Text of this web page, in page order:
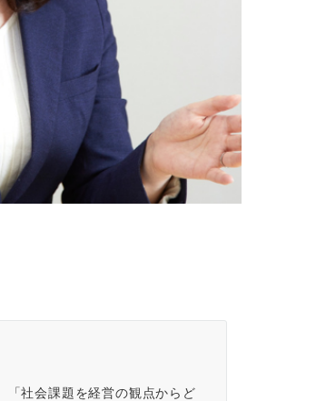
「社会課題を経営の観点からど